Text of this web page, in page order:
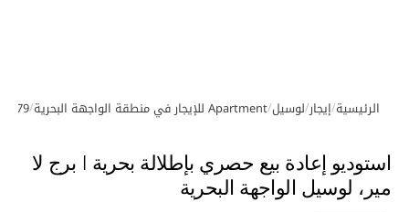
معرض الصور فيديو
الرئيسية/إيجار/لوسيل/Apartment للإيجار في منطقة الواجهة البحرية /
4179
استوديو إعادة بيع حصري بإطلالة بحرية | برج لا
مير، لوسيل الواجهة البحرية